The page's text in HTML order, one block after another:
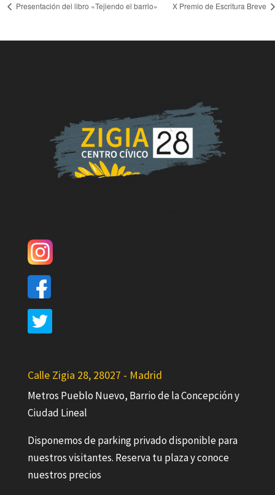
Presentación del libro «Tejiendo el barrio» X Premio de Escritura Breve
Calle Zigia 28, 28027 - Madrid
Metros Pueblo Nuevo, Barrio de la Concepción y
Ciudad Lineal
Disponemos de parking privado disponible para
nuestros visitantes. Reserva tu plaza y conoce
nuestros precios